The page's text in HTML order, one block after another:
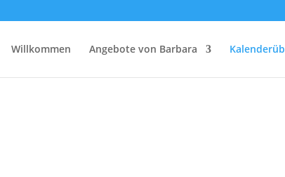
Willkommen Angebote von Barbara